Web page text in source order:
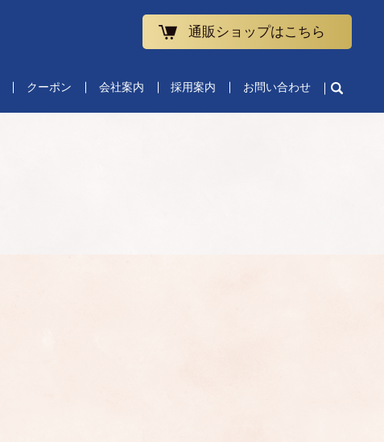
通販ショップはこちら
クーポン 会社案内 採用案内 お問い合わせ